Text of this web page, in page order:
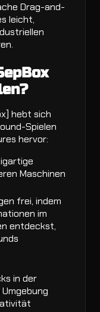
Drag-and-
leicht,
hebt sich
Spielen
hervor:
Maschinen
frei, indem
im
entdeckst,
in der